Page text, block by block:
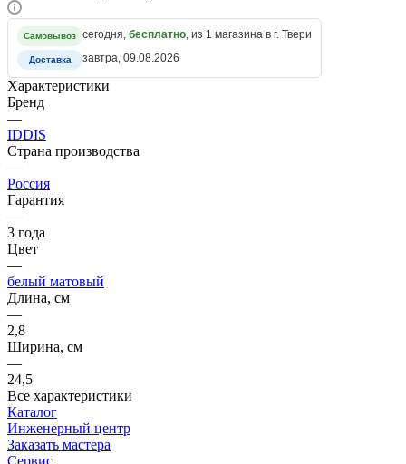
Самовывоз сегодня, бесплатно , из 1 магазина в г. Твери
Доставка завтра, 09.08.2026
Характеристики
Бренд
—
IDDIS
Страна производства
—
Россия
Гарантия
—
3 года
Цвет
—
белый матовый
Длина, см
—
2,8
Ширина, см
—
24,5
Все характеристики
Каталог
Инженерный центр
Заказать мастера
Сервис